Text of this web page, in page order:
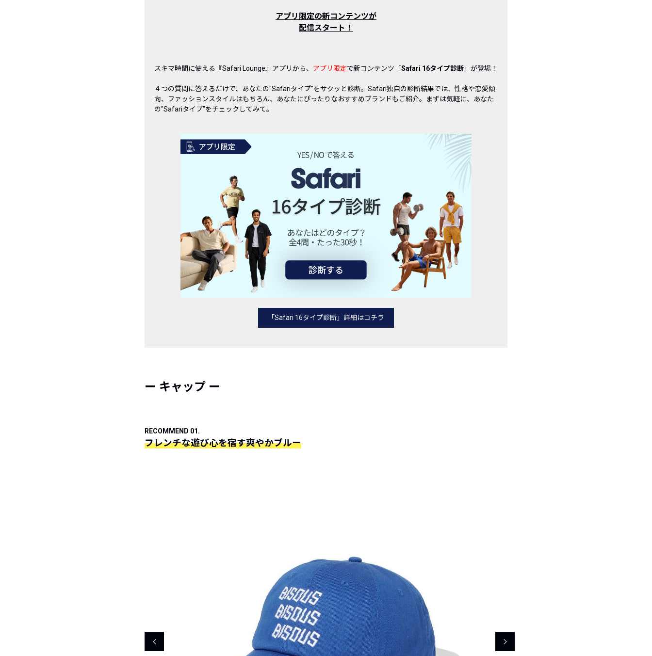
アプリ限定の新コンテンツが
配信スタート！
スキマ時間に使える『Safari Lounge』アプリから、 アプリ限定で新コンテンツ「 Safari 16タイプ診断 」が登場！
４ つの質問に答えるだけで、あなたの"Safariタイプ"をサクッと診断。 Safari独自の診断結果では、性格や恋愛傾
向、ファッションスタイルはもちろん、あなたにぴったりなおすすめブランドもご紹介。まずは気軽に、あなた
の"Safariタイプ”をチェックしてみて。
「Safari 16タイプ診断」詳細はコチラ
ー キャップ ー
RECOMMEND 01.
フレンチな遊び心を宿す爽やかブルー